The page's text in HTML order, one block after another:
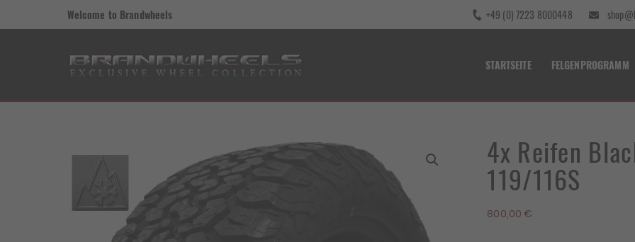
Welcome to Brandwheels +49 (0) 7223 8000448
STARTSEITE FELGENPROGRAMM
4x Reifen
119/116S
800,00 €